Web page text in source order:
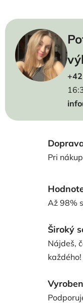
Pri
Až 98%
Široký
Nájdeš,
každého!